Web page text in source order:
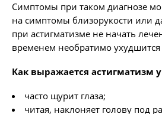
Симптомы при таком диагнозе
на симптомы близорукости или
при астигматизме не начать
временем необратимо ухудшится
Как выражается астигматизм
часто щурит глаза;
читая, наклоняет голову под